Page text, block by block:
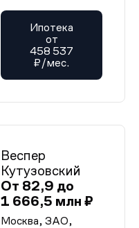
Ипотека
от
458 537
₽/мес.
Веспер
Кутузовский
От 82,9 до
1 666,5 млн ₽
Москва, ЗАО,